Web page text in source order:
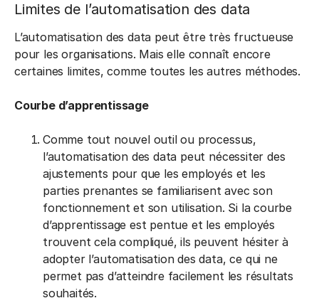
Limites de l’automatisation des data
L’automatisation des data peut être très fructueuse
pour les organisations. Mais elle connaît encore
certaines limites, comme toutes les autres méthodes.
Courbe d’apprentissage
Comme tout nouvel outil ou processus,
l’automatisation des data peut nécessiter des
ajustements pour que les employés et les
parties prenantes se familiarisent avec son
fonctionnement et son utilisation. Si la courbe
d’apprentissage est pentue et les employés
trouvent cela compliqué, ils peuvent hésiter à
adopter l’automatisation des data, ce qui ne
permet pas d’atteindre facilement les résultats
souhaités.